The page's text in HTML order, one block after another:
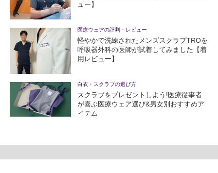
ュー】
医療ウェアの評判・レビュー
軽やかで洗練されたメンズスクラブTROを
呼吸器外科の医師が試着してみました【着
用レビュー】
白衣・スクラブの選び方
スクラブをプレゼントしよう!医療従事者
が喜ぶ医療ウェア選び&男女別おすすめア
イテム